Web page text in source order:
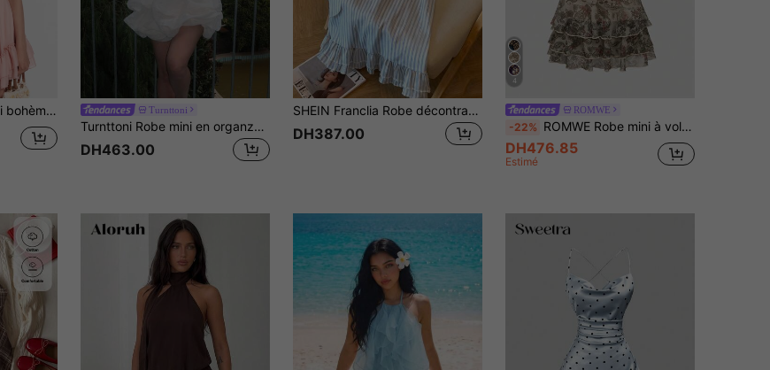
robe de mariée, robe de vacances, robe mini en rose Turnttoni
Turnttoni Robe mini en organza à volant bouffant ajustée couleur abricot, pour la Saint-Valentin, robes d'été pour femmes, robe de remise des diplômes blanche
DH463.00
SHEIN Franclia Robe décontractée et douce pour femmes avec nœud papillon, rayures bleues et blanches sans manches
DH387.00
4
ROMWE
-22% ROMWE Robe mini à volants, style rétro hippie vintage, avec rubans, dentelle et imprimé cachemire
DH476.85
Estimé